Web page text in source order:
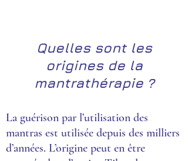
Quelles sont les
origines de la
mantrathérapie ?
La guérison par l’utilisation des
mantras est utilisée depuis des milliers
d’années. L’origine peut en être